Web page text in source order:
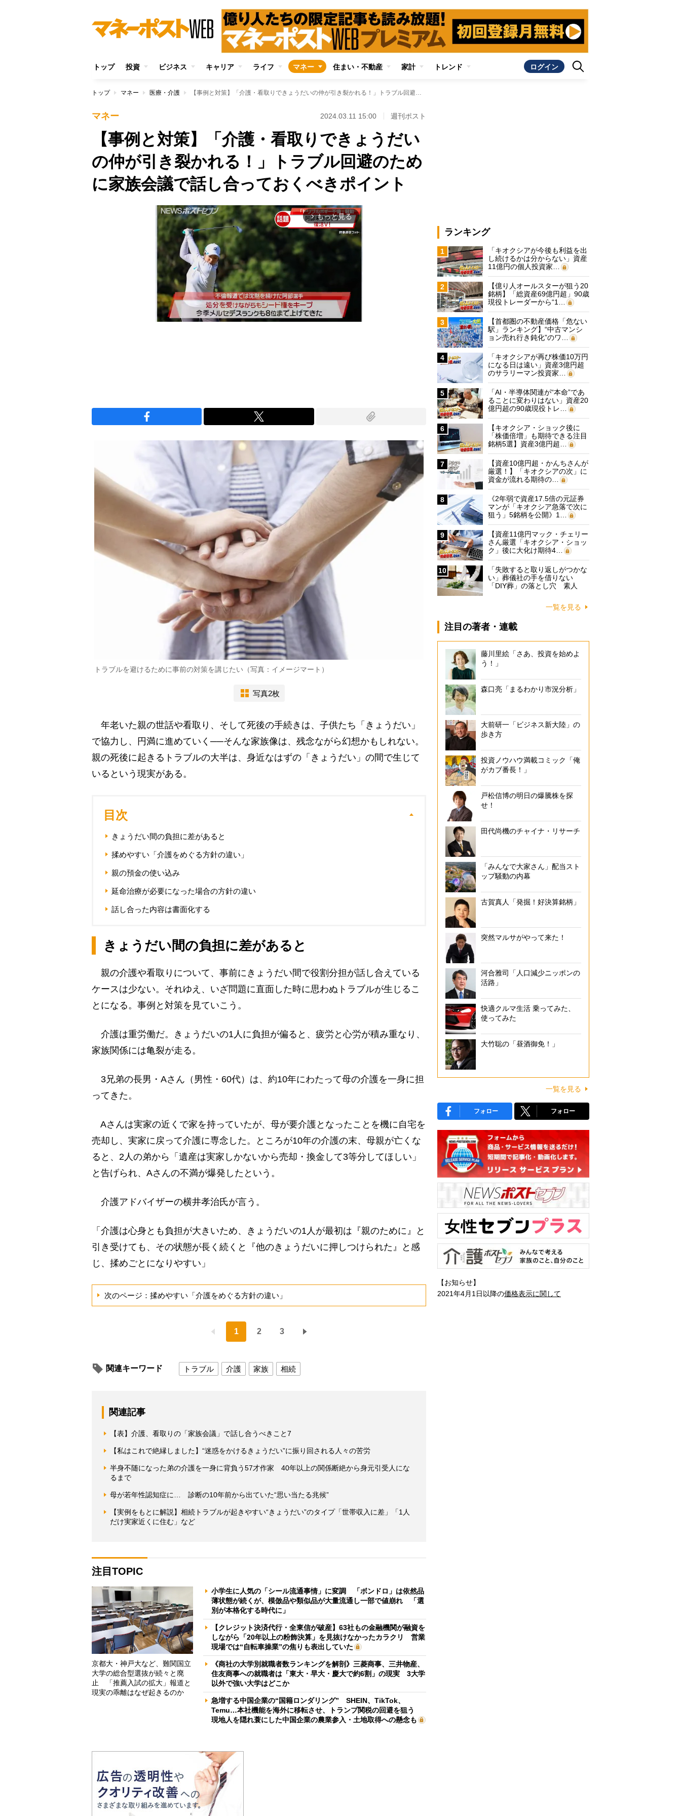
トップ 投資 ビジネス キャリア ライフ マネー 住まい・不動産 家計 トレンド ログイン
トップ マネー 医療・介護 【事例と対策】「介護・看取りできょうだいの仲が引き裂かれる！」トラブル回避のために家族会議で話し合っておくべきポイント
マネー 2024.03.11 15:00 週刊ポスト
【事例と対策】「介護・看取りできょうだい
の仲が引き裂かれる！」トラブル回避のため
に家族会議で話し合っておくべきポイント
arrow_forward_ios もっと見る
トラブルを避けるために事前の対策を講じたい（写真：イメージマート）
写真2枚
年老いた親の世話や看取り、そして死後の手続きは、子供たち「きょうだい」
で協力し、円満に進めていく──そんな家族像は、残念ながら幻想かもしれない。
親の死後に起きるトラブルの大半は、身近なはずの「きょうだい」の間で生じて
いるという現実がある。
目次
きょうだい間の負担に差があると
揉めやすい「介護をめぐる方針の違い」
親の預金の使い込み
延命治療が必要になった場合の方針の違い
話し合った内容は書面化する
きょうだい間の負担に差があると
親の介護や看取りについて、事前にきょうだい間で役割分担が話し合えている
ケースは少ない。それゆえ、いざ問題に直面した時に思わぬトラブルが生じるこ
とになる。事例と対策を見ていこう。
介護は重労働だ。きょうだいの1人に負担が偏ると、疲労と心労が積み重なり、
家族関係には亀裂が走る。
3兄弟の長男・Aさん（男性・60代）は、約10年にわたって母の介護を一身に担
ってきた。
Aさんは実家の近くで家を持っていたが、母が要介護となったことを機に自宅を
売却し、実家に戻って介護に専念した。ところが10年の介護の末、母親が亡くな
ると、2人の弟から「遺産は実家しかないから売却・換金して3等分してほしい」
と告げられ、Aさんの不満が爆発したという。
介護アドバイザーの横井孝治氏が言う。
「介護は心身とも負担が大きいため、きょうだいの1人が最初は『親のために』と
引き受けても、その状態が長く続くと『他のきょうだいに押しつけられた』と感
じ、揉めごとになりやすい」
次のページ：揉めやすい「介護をめぐる方針の違い」
1 2 3
関連キーワード トラブル 介護 家族 相続
関連記事
【表】介護、看取りの「家族会議」で話し合うべきこと7
【私はこれで絶縁しました】“迷惑をかけるきょうだい”に振り回される人々の苦労
半身不随になった弟の介護を一身に背負う57才作家 40年以上の関係断絶から身元引受人にな
るまで
母が若年性認知症に… 診断の10年前から出ていた“思い当たる兆候”
【実例をもとに解説】相続トラブルが起きやすい“きょうだい”のタイプ「世帯収入に差」「1人
だけ実家近くに住む」など
注目TOPIC
京都大・神戸大など、難関国立
大学の総合型選抜が続々と廃
止 「推薦入試の拡大」報道と
現実の乖離はなぜ起きるのか
小学生に人気の「シール流通事情」に変調 「ボンドロ」は依然品
薄状態が続くが、模倣品や類似品が大量流通し一部で値崩れ 「選
別が本格化する時代に」
【クレジット決済代行・全東信が破産】63社もの金融機関が融資を
しながら「20年以上の粉飾決算」を見抜けなかったカラクリ 営業
現場では“自転車操業”の焦りも表出していた
《商社の大学別就職者数ランキングを解剖》三菱商事、三井物産、
住友商事への就職者は「東大・早大・慶大で約6割」の現実 3大学
以外で強い大学はどこか
急増する中国企業の“国籍ロンダリング” SHEIN、TikTok、
Temu…本社機能を海外に移転させ、トランプ関税の回避を狙う
現地人を隠れ蓑にした中国企業の農業参入・土地取得への懸念も
ランキング
1
「キオクシアが今後も利益を出
し続けるかは分からない」資産
11億円の個人投資家…
2
【億り人オールスターが狙う20
銘柄】「総資産69億円超」90歳
現役トレーダーから“1…
3
【首都圏の不動産価格「危ない
駅」ランキング】“中古マンシ
ョン売れ行き鈍化”のワ…
4
「キオクシアが再び株価10万円
になる日は遠い」資産3億円超
のサラリーマン投資家…
5
「AI・半導体関連が“本命”であ
ることに変わりはない」資産20
億円超の90歳現役トレ…
6
【キオクシア・ショック後に
「株価倍増」も期待できる注目
銘柄5選】資産3億円超…
7
【資産10億円超・かんちさんが
厳選！】「キオクシアの次」に
資金が流れる期待の…
8
《2年弱で資産17.5倍の元証券
マンが「キオクシア急落で次に
狙う」5銘柄を公開》1…
9
【資産11億円マック・チェリー
さん厳選「キオクシア・ショッ
ク」後に大化け期待4…
10
「失敗すると取り返しがつかな
い」葬儀社の手を借りない
「DIY葬」の落とし穴 素人
一覧を見る
注目の著者・連載
藤川里絵「さあ、投資を始めよ
う！」
森口亮「まるわかり市況分析」
大前研一「ビジネス新大陸」の
歩き方
投資ノウハウ満載コミック「俺
がカブ番長！」
戸松信博の明日の爆騰株を探
せ！
田代尚機のチャイナ・リサーチ
「みんなで大家さん」配当スト
ップ騒動の内幕
古賀真人「発掘！好決算銘柄」
突然マルサがやって来た！
河合雅司「人口減少ニッポンの
活路」
快適クルマ生活 乗ってみた、
使ってみた
大竹聡の「昼酒御免！」
一覧を見る
フォロー フォロー
【お知らせ】
2021年4月1日以降の価格表示に関して